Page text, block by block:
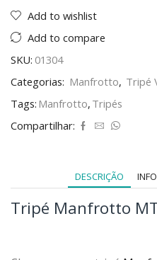
Add to wishlist
Add to compare
SKU: 01304
Categorias: Manfrotto, Tripé
Tags: Manfrotto, Tripés
Compartilhar:
DESCRIÇÃO
Tripé Manfrotto